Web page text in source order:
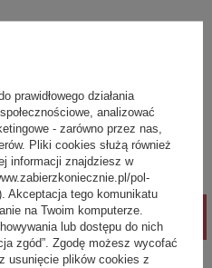
i koszty wysyłki
DO KOSZYKA
prawidłowego działania
analizować
- zarówno przez nas,
Pliki cookies służą również
informacji znajdziesz w
pol-
Akceptacja tego komunikatu
na Twoim komputerze.
lub dostępu do nich
zgód”. Zgodę możesz wycofać
usunięcie plików cookies z